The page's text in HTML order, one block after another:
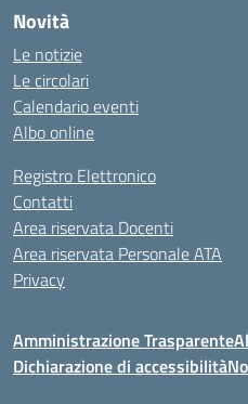
Novità
Le notizie
Le circolari
Calendario eventi
Albo online
Registro Elettronico
Contatti
Area riservata Docenti
Area riservata Personale ATA
Privacy
Amministrazione Trasparente
Dichiarazione di accessibilità